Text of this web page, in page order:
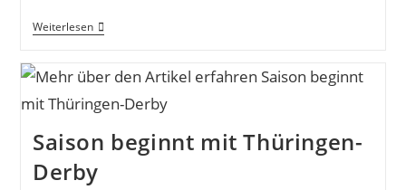
Weiterlesen
Saison beginnt mit Thüringen-
Derby